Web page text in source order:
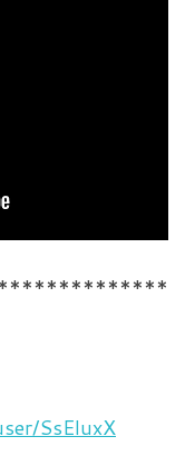
SsEluxX